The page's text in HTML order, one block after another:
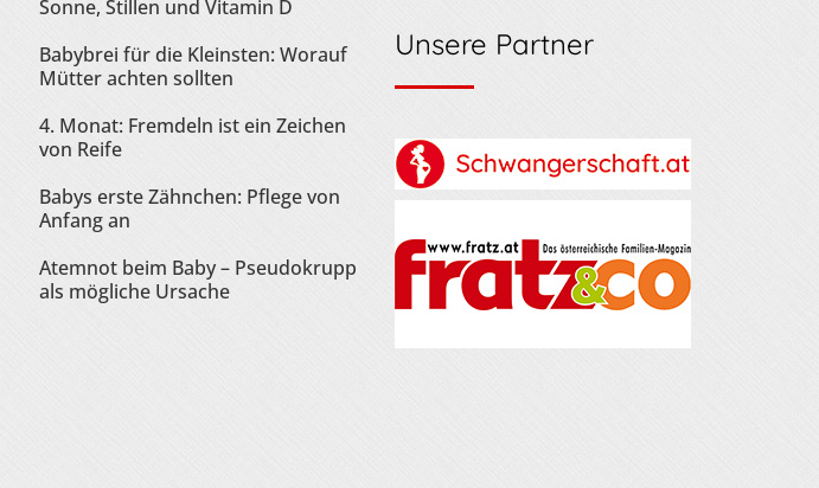
Sonne, Stillen und Vitamin D
Babybrei für die Kleinsten: Worauf
Mütter achten sollten
4. Monat: Fremdeln ist ein Zeichen
von Reife
Babys erste Zähnchen: Pflege von
Anfang an
Atemnot beim Baby – Pseudokrupp
als mögliche Ursache
Unsere Partner